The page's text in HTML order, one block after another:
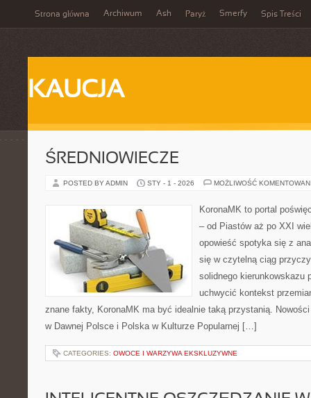
Strona główna Archiwum Ash Paryż Smerfy Spis Treści
KAUCJA
ŚREDNIOWIECZE
POSTED BY ADMIN STY - 1 - 2026 MOŻLIWOŚĆ
KoronaMK to portal
– od Piastów aż po XXI
opowieść spotyka się z
się w czytelną ciąg
solidnego kierunkowskazu
uchwycić kontekst
znane fakty, KoronaMK ma być idealnie taką przystanią.
w Dawnej Polsce i Polska w Kulturze Popularnej […]
CATEGORIES: OWOCE I WARZYWA EKSKLUZYWNE